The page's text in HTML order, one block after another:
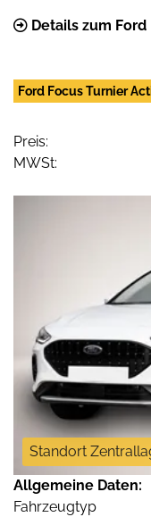
Details zum
Ford Focus Turnier
Preis:
MWSt:
Standort
Allgemeine Daten:
Fahrzeugtyp